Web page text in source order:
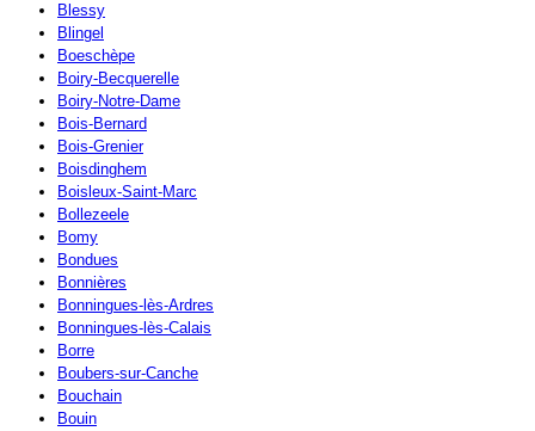
Blessy
Blingel
Boeschèpe
Boiry-Becquerelle
Boiry-Notre-Dame
Bois-Bernard
Bois-Grenier
Boisdinghem
Boisleux-Saint-Marc
Bollezeele
Bomy
Bondues
Bonnières
Bonningues-lès-Ardres
Bonningues-lès-Calais
Borre
Boubers-sur-Canche
Bouchain
Bouin